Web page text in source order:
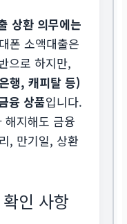
상환 의무에는
폰 소액대출은
으로 하지만,
행, 캐피탈 등)
융 상품입니다.
해지해도 금융
, 만기일, 상환
인 사항